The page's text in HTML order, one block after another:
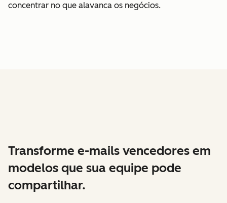
concentrar no que alavanca os negócios.
Transforme e-mails vencedores em
modelos que sua equipe pode
compartilhar.